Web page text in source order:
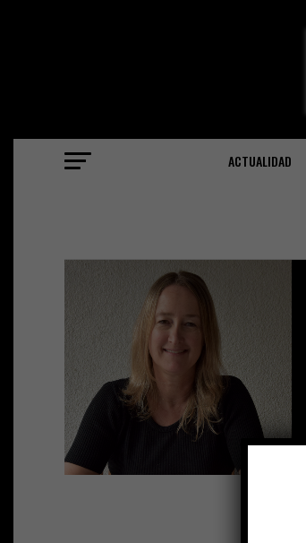
ACTUALIDAD